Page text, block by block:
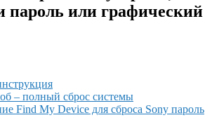
пароль или графический
– полный сброс системы
Find My Device для сброса Sony пароль